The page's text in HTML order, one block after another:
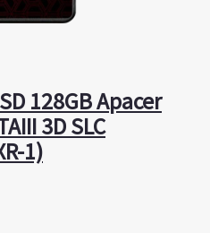
128GB Apacer
3D SLC
1)